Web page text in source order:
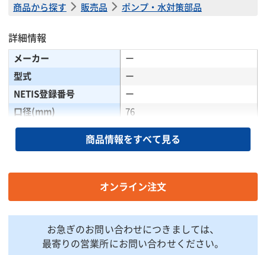
商品から探す 販売品 ポンプ・水対策部品
詳細情報
メーカー
ー
型式
ー
NETIS登録番号
ー
口径(mm)
76
がございます。詳しい仕様につきましては、最寄の営業所までお問い合わせ下さ
い。
の水を運搬する際に最適です。
商品特徴：PVC、ポリエステル繊維仕様、分厚くて強度がある為
有機溶剤にも対応可能です。結束にはバンドや番線等が必要にな
商品情報をすべて見る
オンライン注文
お急ぎのお問い合わせにつきましては、
最寄りの営業所にお問い合わせください。